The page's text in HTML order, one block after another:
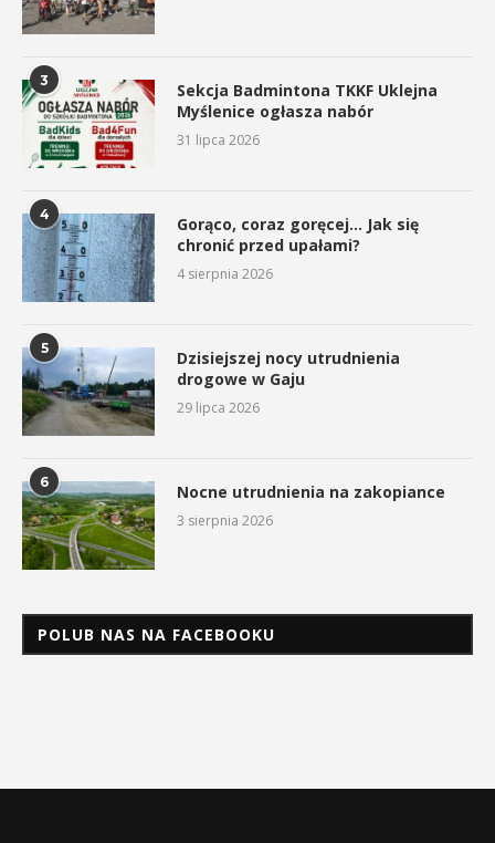
3
Sekcja Badmintona TKKF Uklejna
Myślenice ogłasza nabór
31 lipca 2026
4
Gorąco, coraz goręcej… Jak się
chronić przed upałami?
4 sierpnia 2026
5
Dzisiejszej nocy utrudnienia
drogowe w Gaju
29 lipca 2026
6 Nocne utrudnienia na zakopiance
3 sierpnia 2026
POLUB NAS NA FACEBOOKU